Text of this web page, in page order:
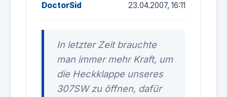
DoctorSid 23.04.2007, 16:11
In letzter Zeit brauchte
man immer mehr Kraft, um
die Heckklappe unseres
307SW zu öffnen, dafür